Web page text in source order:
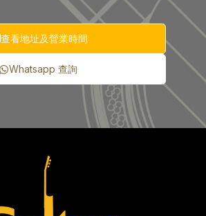
查看地址及營業時間
Whatsapp 查詢